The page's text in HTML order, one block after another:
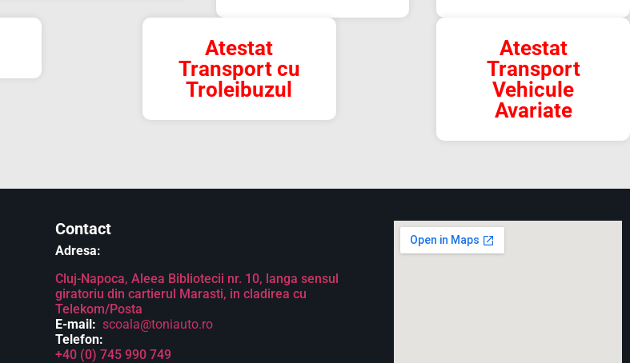
Atestat
Transport cu
Troleibuzul
Atestat
Transport
Vehicule
Avariate
Contact
Adresa:
Cluj-Napoca, Aleea Bibliotecii nr. 10, langa sensul
giratoriu din cartierul Marasti, in cladirea cu
Telekom/Posta
E-mail:scoala@toniauto.ro
Telefon:
+40 (0) 745 990 749